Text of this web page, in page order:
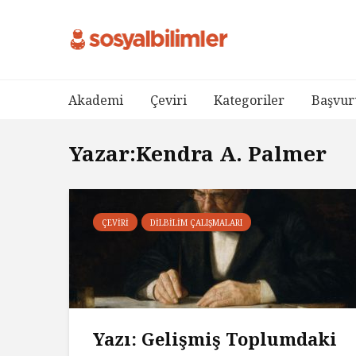
Akademi Çeviri Kategoriler
Yazar:Kendra A. Palmer
ÇEVIRI DILBILIM ÇALIŞMALARI
Yazı: Gelişmiş Toplumdaki